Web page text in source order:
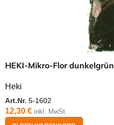
HEKI-Mikro-Flor dunkelgrün
Heki
Art.Nr. 5-1602
12,30 € inkl. MwSt.